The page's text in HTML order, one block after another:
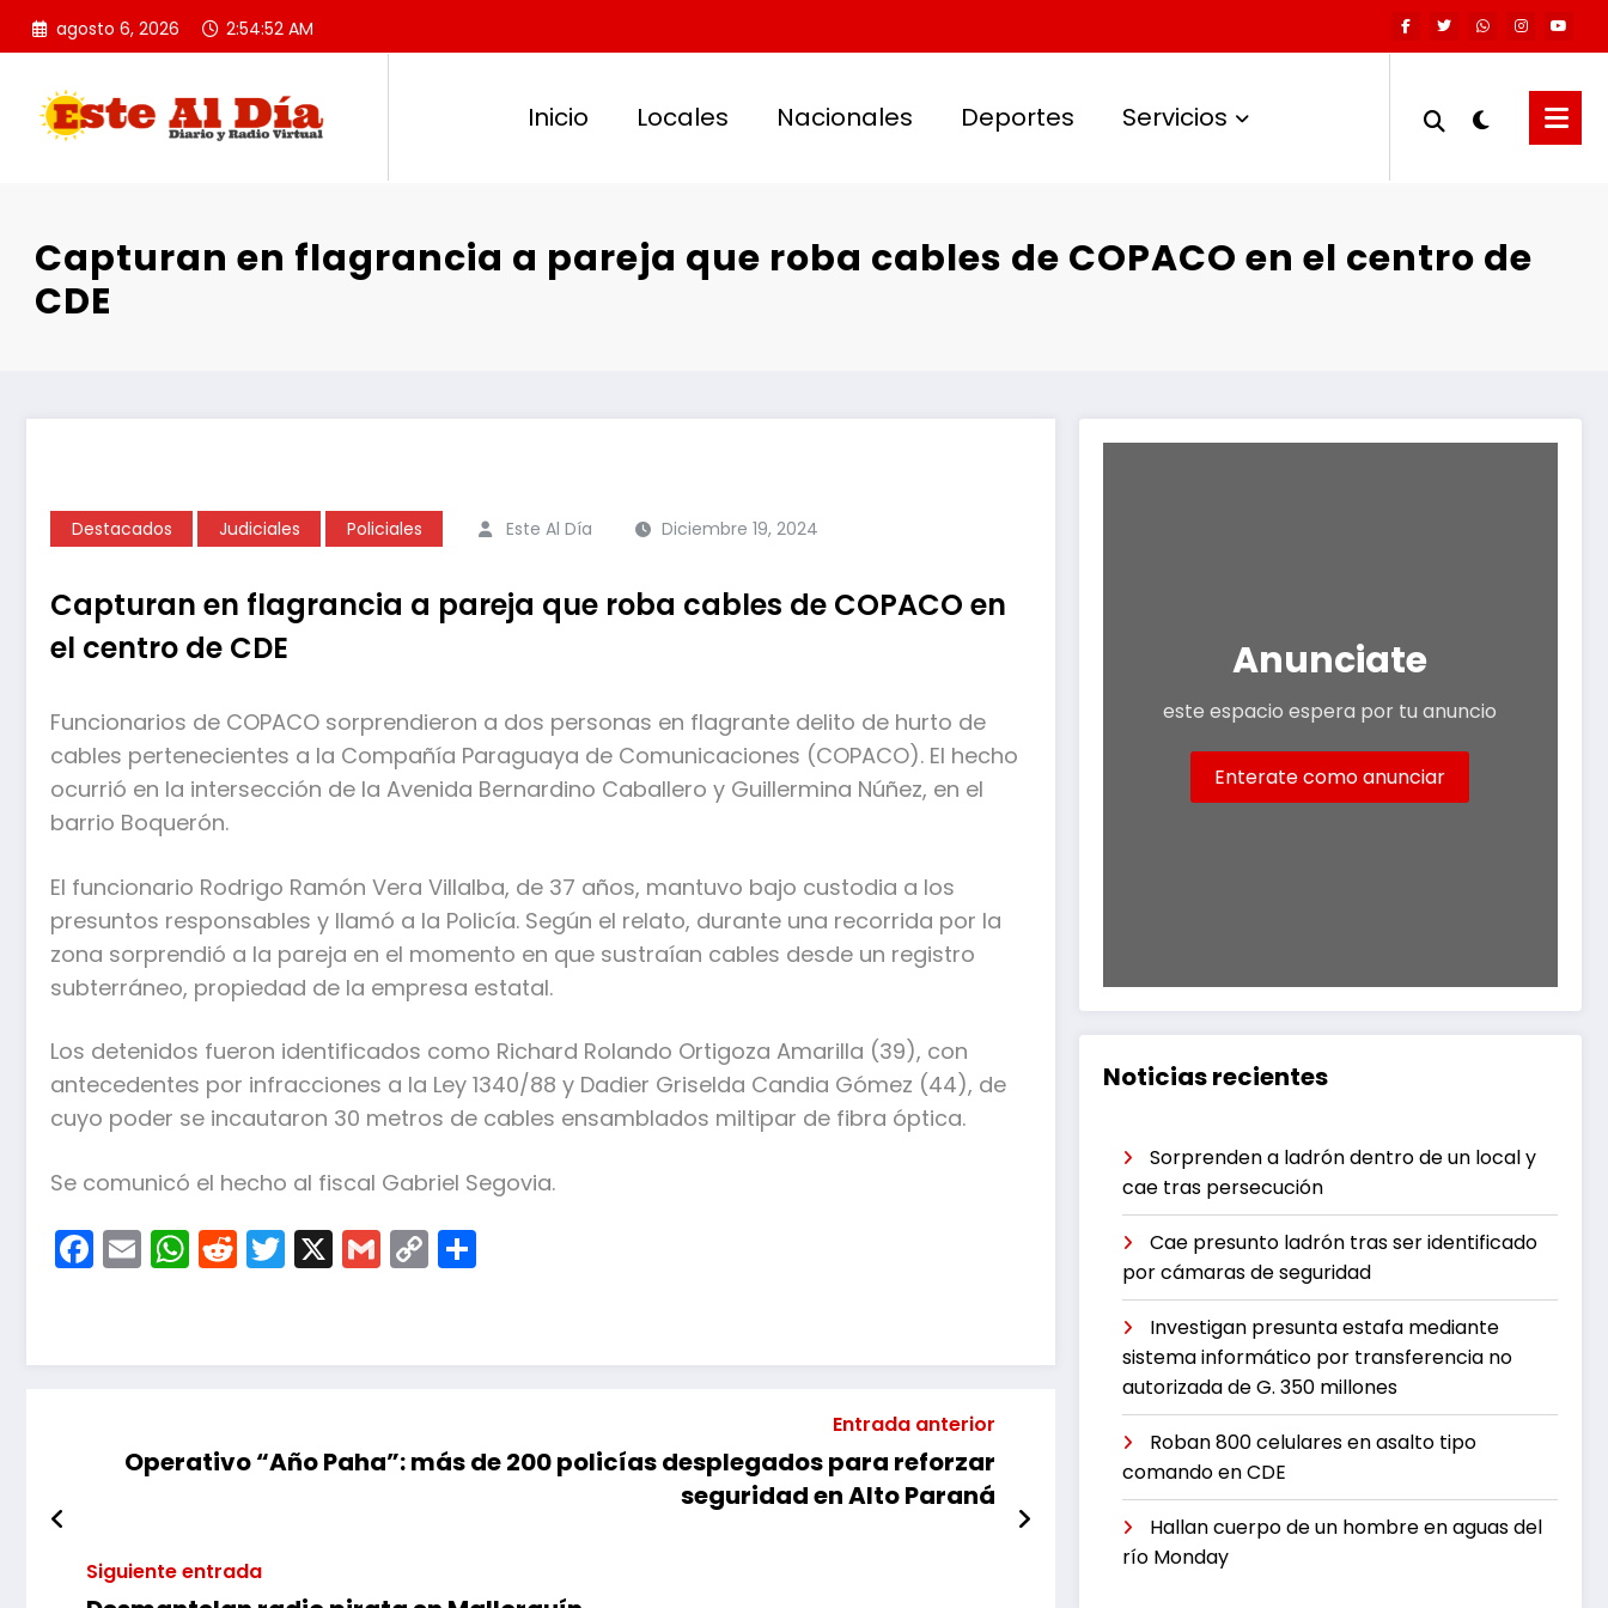
Saltar
agosto 6, 2026 2:54:53 AM
Inicio Locales Nacionales Deportes Servicios
Capturan en flagrancia a pareja que roba cables de COPACO en el centro de
CDE
Destacados Judiciales Policiales Este Al Día Diciembre 19, 2024
Capturan en flagrancia a pareja que roba cables de COPACO en
el centro de CDE
Funcionarios de COPACO sorprendieron a dos personas en flagrante delito de hurto de
cables pertenecientes a la Compañía Paraguaya de Comunicaciones (COPACO). El hecho
ocurrió en la intersección de la Avenida Bernardino Caballero y Guillermina Núñez, en el
barrio Boquerón.
El funcionario Rodrigo Ramón Vera Villalba, de 37 años, mantuvo bajo custodia a los
presuntos responsables y llamó a la Policía. Según el relato, durante una recorrida por la
zona sorprendió a la pareja en el momento en que sustraían cables desde un registro
subterráneo, propiedad de la empresa estatal.
Los detenidos fueron identificados como Richard Rolando Ortigoza Amarilla (39), con
antecedentes por infracciones a la Ley 1340/88 y Dadier Griselda Candia Gómez (44), de
cuyo poder se incautaron 30 metros de cables ensamblados miltipar de fibra óptica.
Se comunicó el hecho al fiscal Gabriel Segovia.
Facebook
EmailWhatsApp
Reddit
Twitter
X Gmail
Copy
Entrada anterior
Operativo “Año Paha”: más de 200 policías desplegados para reforzar
seguridad en Alto Paraná
Siguiente entrada
Anunciate
este espacio espera por tu anuncio
Enterate como anunciar
Noticias recientes
Sorprenden a ladrón dentro de un local y
cae tras persecución
Cae presunto ladrón tras ser identificado
por cámaras de seguridad
Investigan presunta estafa mediante
sistema informático por transferencia no
autorizada de G. 350 millones
Roban 800 celulares en asalto tipo
comando en CDE
Hallan cuerpo de un hombre en aguas del
río Monday